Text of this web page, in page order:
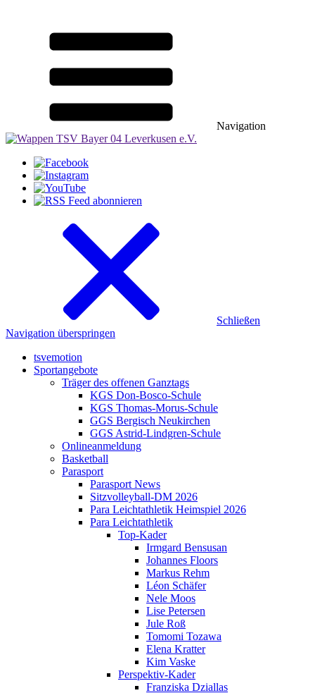
Navigation
Schließen
Navigation überspringen
tsvemotion
Sportangebote
Träger des offenen Ganztags
KGS Don-Bosco-Schule
KGS Thomas-Morus-Schule
GGS Bergisch Neukirchen
GGS Astrid-Lindgren-Schule
Onlineanmeldung
Basketball
Parasport
Parasport News
Sitzvolleyball-DM 2026
Para Leichtathletik Heimspiel 2026
Para Leichtathletik
Top-Kader
Irmgard Bensusan
Johannes Floors
Markus Rehm
Léon Schäfer
Nele Moos
Lise Petersen
Jule Roß
Tomomi Tozawa
Elena Kratter
Kim Vaske
Perspektiv-Kader
Franziska Dziallas